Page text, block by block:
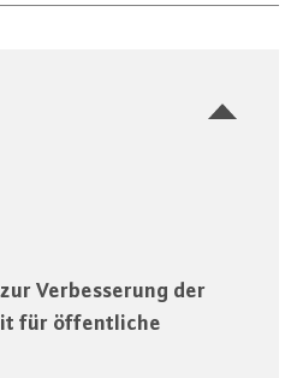
Verbesserung der
für öffentliche